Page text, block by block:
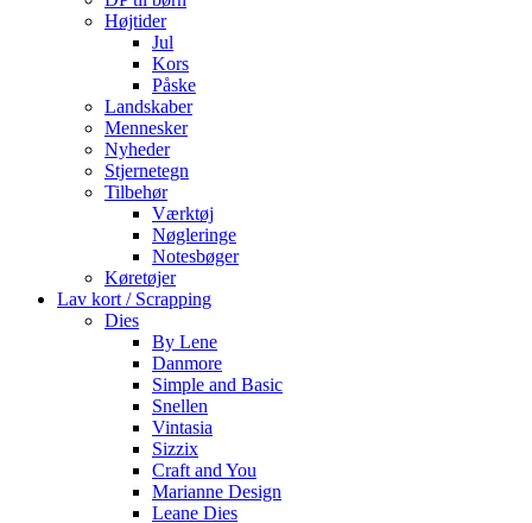
Højtider
Jul
Kors
Påske
Landskaber
Mennesker
Nyheder
Stjernetegn
Tilbehør
Værktøj
Nøgleringe
Notesbøger
Køretøjer
Lav kort / Scrapping
Dies
By Lene
Danmore
Simple and Basic
Snellen
Vintasia
Sizzix
Craft and You
Marianne Design
Leane Dies